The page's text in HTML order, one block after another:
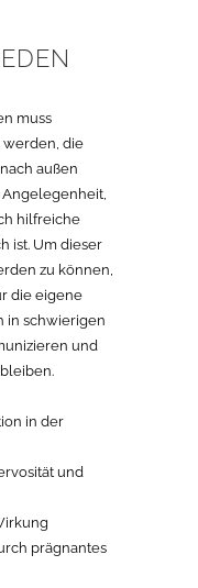
muss
die
außen
hilfreiche
ist. Um dieser
zu können,
die eigene
in schwierigen
und
in der
und
prägnantes